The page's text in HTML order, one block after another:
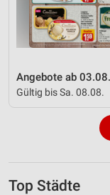
Angebote ab 03.08.
Gültig bis Sa. 08.08.
Top Städte